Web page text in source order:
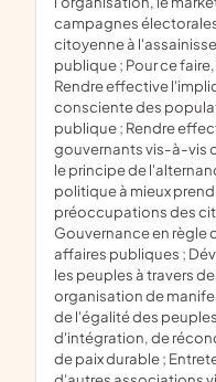
campagnes
citoyenne à
publique ; Pour ce
Rendre effective
consciente des
publique ; Rendre
gouvernants vis-à-vis
le principe de
politique à mieux
préoccupations des
Gouvernance en règle
affaires publiques ;
les peuples à travers
organisation de
de l'égalité des
d'intégration, de
de paix durable ;